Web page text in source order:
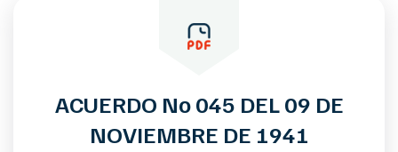
ACUERDO No 045 DEL 09 DE
NOVIEMBRE DE 1941